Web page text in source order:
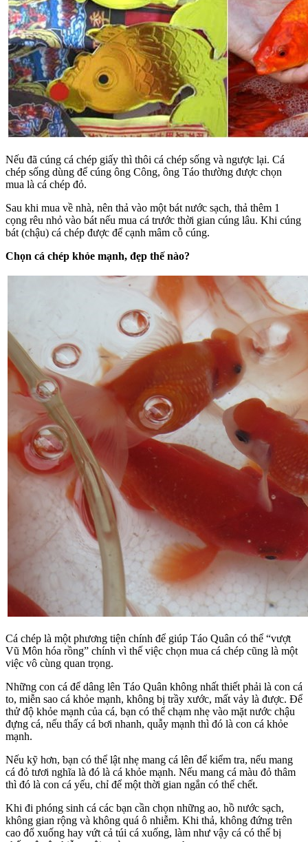
Nếu đã cúng cá chép giấy thì thôi cá chép sống và ngược lại. Cá
chép sống dùng để cúng ông Công, ông Táo thường được chọn
mua là cá chép đỏ.
Sau khi mua về nhà, nên thả vào một bát nước sạch, thả thêm 1
cọng rêu nhỏ vào bát nếu mua cá trước thời gian cúng lâu. Khi cúng
bát (chậu) cá chép được để cạnh mâm cỗ cúng.
Chọn cá chép khỏe mạnh, đẹp thế nào?
Cá chép là một phương tiện chính để giúp Táo Quân có thể “vượt
Vũ Môn hóa rồng” chính vì thế việc chọn mua cá chép cũng là một
việc vô cùng quan trọng.
Những con cá để dâng lên Táo Quân không nhất thiết phải là con cá
to, miễn sao cá khỏe mạnh, không bị trầy xước, mất vảy là được. Để
thử độ khỏe mạnh của cá, bạn có thể chạm nhẹ vào mặt nước chậu
đựng cá, nếu thấy cá bơi nhanh, quẫy mạnh thì đó là con cá khỏe
mạnh.
Nếu kỹ hơn, bạn có thể lật nhẹ mang cá lên để kiểm tra, nếu mang
cá đỏ tươi nghĩa là đó là cá khỏe mạnh. Nếu mang cá màu đỏ thâm
thì đó là con cá yếu, chỉ để một thời gian ngắn có thể chết.
Khi đi phóng sinh cá các bạn cần chọn những ao, hồ nước sạch,
không gian rộng và không quá ô nhiễm. Khi thả, không đứng trên
cao đổ xuống hay vứt cả túi cá xuống, làm như vậy cá có thể bị